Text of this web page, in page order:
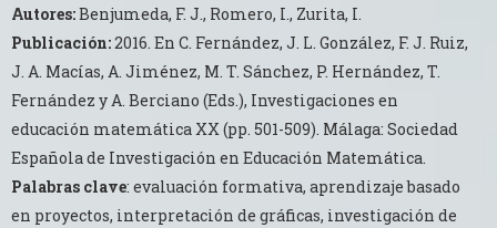
Autores:Benjumeda, F. J., Romero, I., Zurita, I.
Publicación:2016. En C. Fernández, J. L. González, F. J. Ruiz,
J. A. Macías, A. Jiménez, M. T. Sánchez, P. Hernández, T.
Fernández y A. Berciano (Eds.), Investigaciones en
educación matemática XX (pp. 501-509). Málaga: Sociedad
Española de Investigación en Educación Matemática.
Palabras clave: evaluación formativa, aprendizaje basado
en proyectos, interpretación de gráficas, investigación de